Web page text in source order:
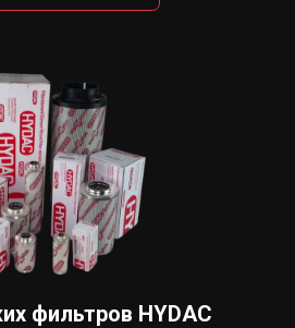
фильтров HYDAC